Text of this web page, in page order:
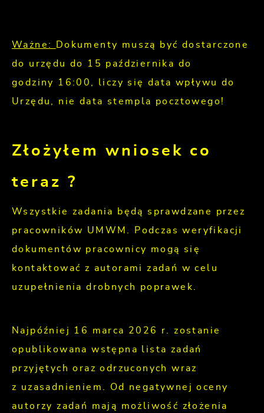
Ważne:
Dokumenty muszą być dostarczone
do urzędu do 15 października do
godziny 16:00, liczy się data wpływu do
Urzędu, nie data stempla pocztowego!
Złożyłem wniosek co
teraz ?
Wszystkie zadania będą sprawdzane przez
pracowników UMWM. Podczas weryfikacji
dokumentów pracownicy mogą się
kontaktować z autorami zadań w celu
uzupełnienia drobnych poprawek.
Najpóźniej 16 marca 2026 r. zostanie
opublikowana wstępna lista zadań
przyjętych oraz odrzuconych wraz
z uzasadnieniem. Od negatywnej oceny
autorzy zadań mają możliwość złożenia